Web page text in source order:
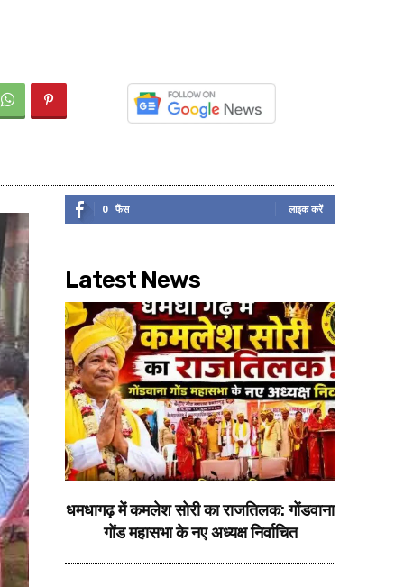
0 फैंस लाइक करें
Latest News
धमधागढ़ में कमलेश सोरी का राजतिलक: गोंडवाना
गोंड महासभा के नए अध्यक्ष निर्वाचित